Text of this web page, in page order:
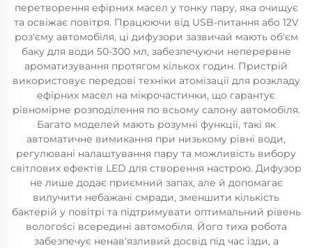
перетворення ефірних масел у тонку пару, яка очищує
та освіжає повітря. Працюючи від USB-питання або 12V
роз'єму автомобіля, ці дифузори зазвичай мають об'єм
баку для води 50-300 мл, забезпечуючи неперервне
ароматизування протягом кількох годин. Пристрій
використовує передові техніки атомізації для розкладу
ефірних масел на мікрочастинки, що гарантує
рівномірне розподілення по всьому салону автомобіля.
Багато моделей мають розумні функції, такі як
автоматичне вимикання при низькому рівні води,
регулювані налаштування пару та можливість вибору
світлових ефектів LED для створення настрою. Дифузор
не лише додає приємний запах, але й допомагає
вилучити небажані смради, зменшити кількість
бактерій у повітрі та підтримувати оптимальний рівень
вологоści всередині автомобіля. Його тиха робота
забезпечує ненав'язливий досвід під час їзди, а